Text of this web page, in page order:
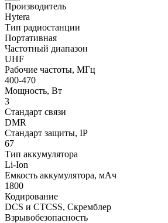
Производитель
Hytera
Тип радиостанции
Портативная
Частотный диапазон
UHF
Рабочие частоты, МГц
400-470
Мощность, Вт
3
Стандарт связи
DMR
Стандарт защиты, IP
67
Тип аккумулятора
Li-Ion
Емкость аккумулятора, мАч
1800
Кодирование
DCS и CTCSS, Скремблер
Взрывобезопасность